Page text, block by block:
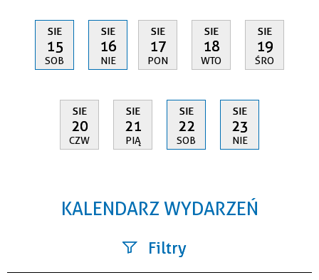
SIE
15
SOB
SIE
16
NIE
SIE
17
PON
SIE
18
WTO
SIE
19
ŚRO
SIE
20
CZW
SIE
21
PIĄ
SIE
22
SOB
SIE
23
NIE
KALENDARZ WYDARZEŃ
Filtry